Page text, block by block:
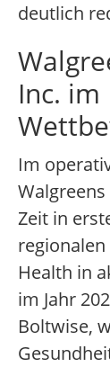
deutlich
Inc. im
Im
Zeit in
Health in
im Jahr
Boltwise,